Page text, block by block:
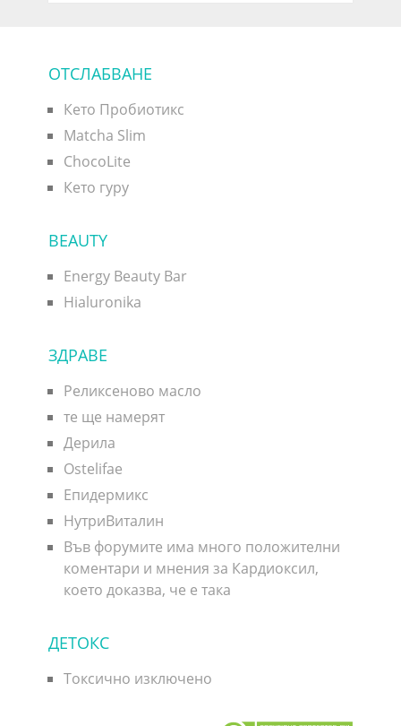
ОТСЛАБВАНЕ
Кето Пробиотикс
Matcha Slim
ChocoLite
Кето гуру
BEAUTY
Energy Beauty Bar
Hialuronika
ЗДРАВЕ
Реликсеново масло
те ще намерят
Дерила
Ostelifae
Епидермикс
НутриВиталин
Във форумите има много положителни
коментари и мнения за Кардиоксил,
което доказва, че е така
ДЕТОКС
Токсично изключено